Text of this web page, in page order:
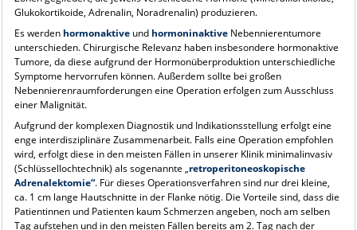
Glukokortikoide, Adrenalin, Noradrenalin) produzieren.
Es werden hormonaktiveund hormoninaktiveNebennierentumore
unterschieden. Chirurgische Relevanz haben insbesondere hormonaktive
Tumore, da diese aufgrund der Hormonüberproduktion unterschiedliche
Symptome hervorrufen können. Außerdem sollte bei großen
Nebennierenraumforderungen eine Operation erfolgen zum Ausschluss
einer Malignität.
Aufgrund der komplexen Diagnostik und Indikationsstellung erfolgt eine
enge interdisziplinäre Zusammenarbeit. Falls eine Operation empfohlen
wird, erfolgt diese in den meisten Fällen in unserer Klinik minimalinvasiv
(Schlüssellochtechnik) als sogenannte „retroperitoneoskopische
Adrenalektomie“. Für dieses Operationsverfahren sind nur drei kleine,
ca. 1 cm lange Hautschnitte in der Flanke nötig. Die Vorteile sind, dass die
Patientinnen und Patienten kaum Schmerzen angeben, noch am selben
Tag aufstehen und in den meisten Fällen bereits am 2. Tag nach der